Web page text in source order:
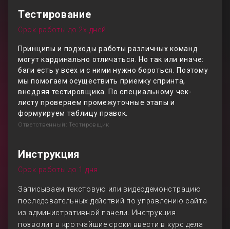
Тестирование
Срок работы до 2х дней
Принципы и подходы работы различных команд
могут кардинально отличаться. Но так или иначе:
баги есть у всех и с ними нужно бороться. Поэтому
мы помогаем осуществить приемку спринта,
внедряя тестировщика. По специальному чек-
листу проверяем промежуточные этапы и
формуируем таблицу правок.
Ответственный: Тестировщик
Инструкция
Срок работы до 1 дня
Записываем текстовую или видеодемонстрацию
последовательных действий по управлению сайта
из административной панели. Инструкция
позволит в кротчайшие сроки ввести в курс дела